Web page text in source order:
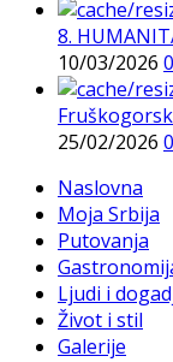
8.
10/03/2026
25/02/2026
Naslovna
Moja Srbija
Putovanja
Ljudi i
Život i stil
Galerije